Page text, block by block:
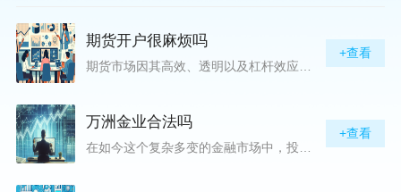
期货开户很麻烦吗
期货市场因其高效、透明以及杠杆效应而吸引着众多投资者的目光，但对初入此市场的新手而言，最初的一步——开户，往往充满了疑惑与顾虑，“期货开户很麻烦吗？”这是许多人的疑问。首先要明确的是，在中国进行期货交易需要通过正规的期货公司来开立账户。期货公司作为专业的金融服务机构，能够提供期货交易进出、风险管理等服务。因监管要求严格，期货开户过程中涉及到的身份验证、风险评估等步骤确实比较繁琐，但这些都是为了保护投资者的利益而设定的。开户流程一般包括：选择期货公司、提交个人资料进行身份验证、
+查看
万洲金业合法吗
+查看